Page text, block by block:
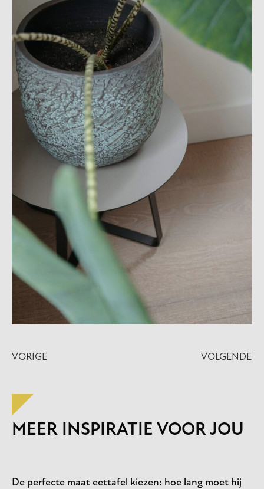
VORIGE VOLGENDE
MEER INSPIRATIE VOOR JOU
De perfecte maat eettafel kiezen: hoe lang moet hij